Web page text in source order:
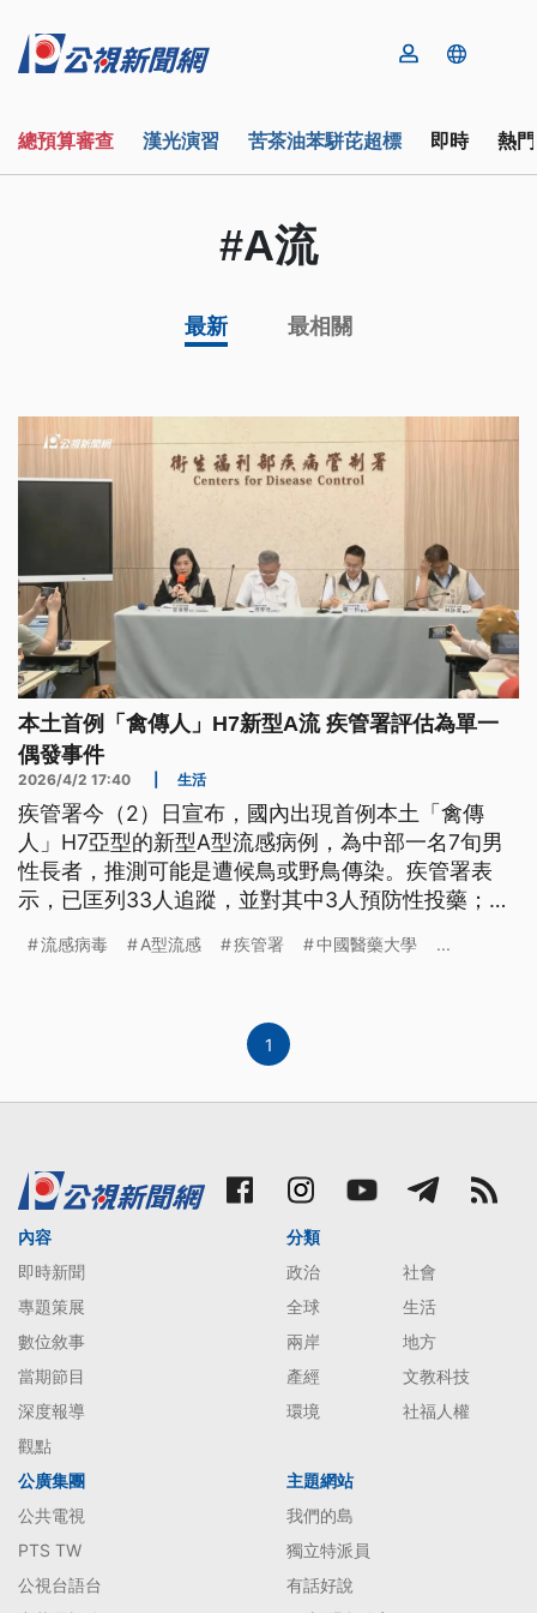
總預算審查 漢光演習 苦茶油苯駢芘超標 即時 熱
#A流
最新 最相關
本土首例「禽傳人」H7新型A流 疾管署評估為單一
偶發事件
2026/4/2 17:40 生活
疾管署今（2）日宣布，國內出現首例本土「禽傳
人」H7亞型的新型A型流感病例，為中部一名7旬男
性長者，推測可能是遭候鳥或野鳥傳染。疾管署表
示，已匡列33人追蹤，並對其中3人預防性投藥；染
皆為陰性，評估本案應為單一偶發事件，疫情暫無擴
流感病毒 A型流感 疾管署 中國醫藥大學 ...
1
內容
即時新聞
專題策展
數位敘事
當期節目
深度報導
觀點
分類
政治
社會
全球
生活
兩岸
地方
產經
文教科技
環境
社福人權
公廣集團
公共電視
PTS TW
公視台語台
主題網站
我們的島
獨立特派員
有話好說